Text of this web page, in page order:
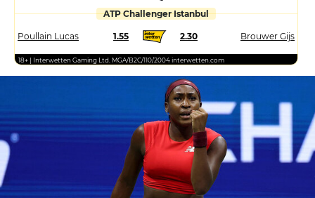
ATP Challenger Istanbul
Poullain Lucas 1.55 2.30 Brouwer Gijs
18+ | Interwetten Gaming Ltd. MGA/B2C/110/2004 interwetten.com